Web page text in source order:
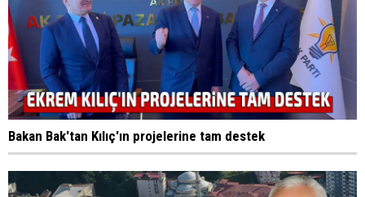
Bakan Bak'tan Kılıç'ın projelerine tam destek